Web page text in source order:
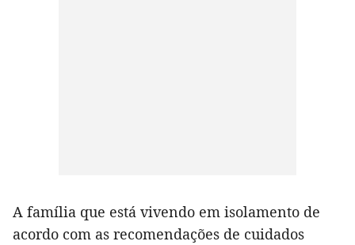
A família que está vivendo em isolamento de
acordo com as recomendações de cuidados